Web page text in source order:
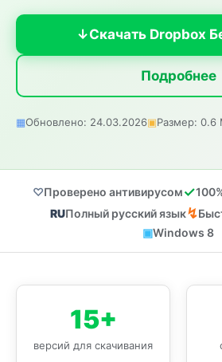
Скачать Dropbox
Подробнее
Обновлено: 24.03.2026 Размер: 0.6
Проверено антивирусом
Полный русский язык
Windows 8
15+
версий для скачивания